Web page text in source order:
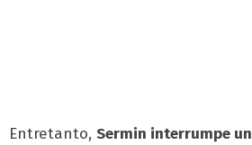
Entretanto, Sermin interrumpe